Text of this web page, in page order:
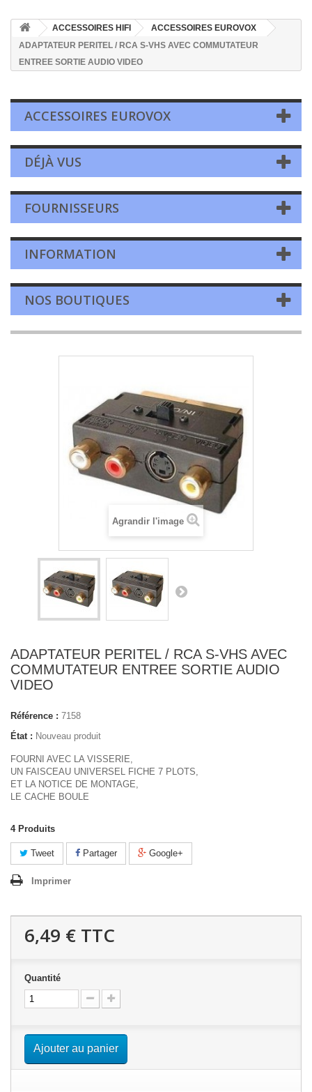
ACCESSOIRES HIFI
ACCESSOIRES EUROVOX
ADAPTATEUR PERITEL / RCA S-VHS AVEC COMMUTATEUR
ENTREE SORTIE AUDIO VIDEO
ACCESSOIRES EUROVOX
DÉJÀ VUS
FOURNISSEURS
INFORMATION
NOS BOUTIQUES
Agrandir l'image
ADAPTATEUR PERITEL / RCA S-VHS AVEC
COMMUTATEUR ENTREE SORTIE AUDIO
VIDEO
Référence : 7158
État : Nouveau produit
FOURNI AVEC LA VISSERIE,
UN FAISCEAU UNIVERSEL FICHE 7 PLOTS,
ET LA NOTICE DE MONTAGE,
LE CACHE BOULE
4 Produits
Tweet Partager Google+
Imprimer
6,49 € TTC
Quantité
Ajouter au panier